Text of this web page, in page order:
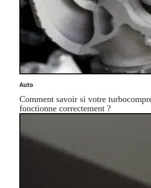
Auto
Comment savoir si votre
fonctionne correctement ?